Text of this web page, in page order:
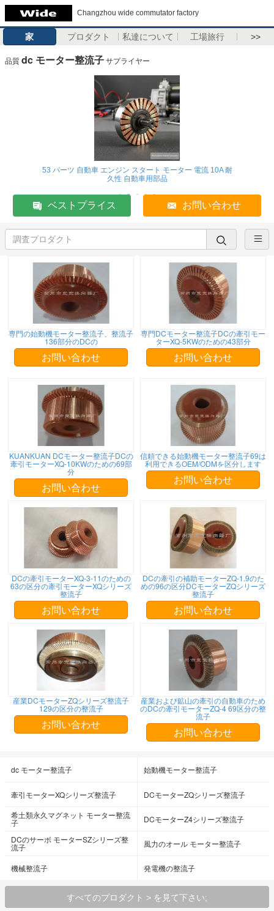
Changzhou wide commutator factory
家 プロダクト 私達について 工場旅行 >>
品質 dc モーター整流子 サプライヤー
53 パーツ 自動車 エンジン スタート モーター 電流 10A 耐
久性 自動車用部品
ベストプライス お問い合わせ
専門の始動機モーター整流子、整流子
136部分のDCの
お問い合わせ
専門DCモーター整流子DCの牽引モー
ターXQ-5KWのための43部分
お問い合わせ
KUANKUAN DCモーター整流子DCの
牽引モーターXQ-10KWのための69部
分
お問い合わせ
信頼できる始動機モーター整流子69は
利用できるOEM/ODMを区分します
お問い合わせ
DCの牽引モーターXQ-3-11のための
63の区分の牽引モーターXQシリーズ
整流子
お問い合わせ
DCの牽引の補助モーターZQ-1.9のた
めの96の区分DCモーターZQシリーズ
整流子
お問い合わせ
産業DCモーターZQシリーズ整流子
129の区分の整流子
お問い合わせ
産業および鉱山の牽引の自動車のため
のDCの牽引モーターZQ-4 69区分の整
流子
お問い合わせ
dc モーター整流子 始動機モーター整流子
牽引モーターXQシリーズ整流子
DCモーターZQシリーズ整流子
希土類永久マグネット モーター整流
子
DCモーターZ4シリーズ整流子
DCのサーボ モーターSZシリーズ整
流子 風力のオール モーター整流子
機械整流子 発電機の整流子
すべてのプロダクト > を見て下さい;